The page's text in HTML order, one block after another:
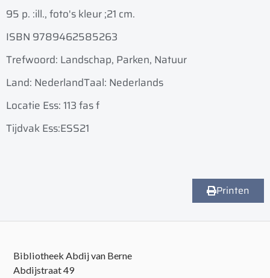
95 p. :ill., foto's kleur ;21 cm.
ISBN 9789462585263
Trefwoord: Landschap, Parken, Natuur
Land: NederlandTaal: Nederlands
Locatie Ess: 113 fas f
Tijdvak Ess:ESS21
Printen
Bibliotheek Abdij van Berne
Abdijstraat 49